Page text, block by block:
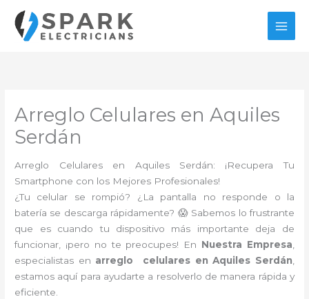
contenido
Arreglo Celulares en Aquiles
Serdán
Arreglo Celulares en Aquiles Serdán: ¡Recupera Tu
Smartphone con los Mejores Profesionales!
¿Tu celular se rompió? ¿La pantalla no responde o la
batería se descarga rápidamente? 😱 Sabemos lo frustrante
que es cuando tu dispositivo más importante deja de
funcionar, ¡pero no te preocupes! En Nuestra Empresa,
especialistas en arreglo celulares en Aquiles Serdán,
estamos aquí para ayudarte a resolverlo de manera rápida y
eficiente.